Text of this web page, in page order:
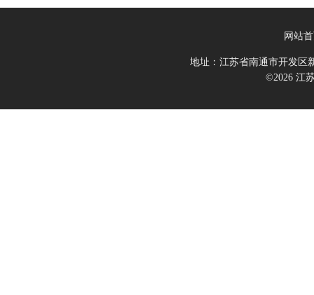
网站
地址：江苏省南通市开发区
©2026 江